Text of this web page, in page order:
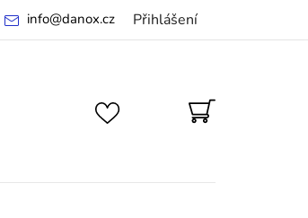
Přihlášení
info@danox.cz
NÁKUPNÍ
KOŠÍK